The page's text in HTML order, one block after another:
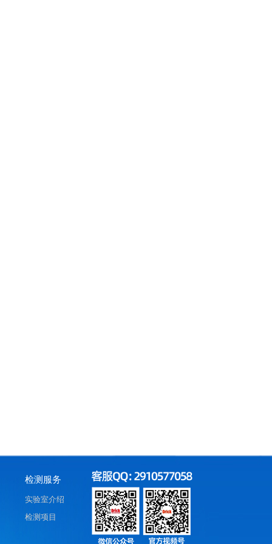
检测服务
实验室介绍
检测项目